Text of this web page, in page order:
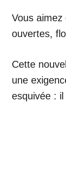
Vous
ouvertes,
Cette
une
esquivée :